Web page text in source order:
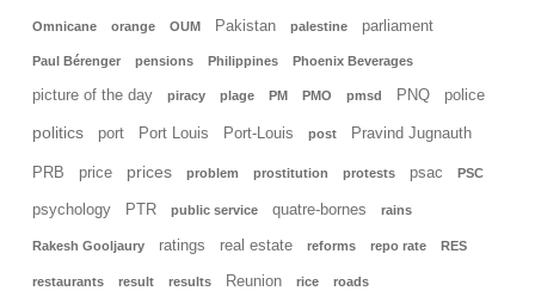
Omnicane orange OUM Pakistan palestine parliament
Paul Bérenger pensions Philippines Phoenix Beverages
picture of the day piracy plage PM PMO pmsd PNQ police
politics port Port Louis Port-Louis post Pravind Jugnauth
PRB price prices problem prostitution protests psac PSC
psychology PTR public service quatre-bornes rains
Rakesh Gooljaury ratings real estate reforms repo rate RES
restaurants result results Reunion rice roads